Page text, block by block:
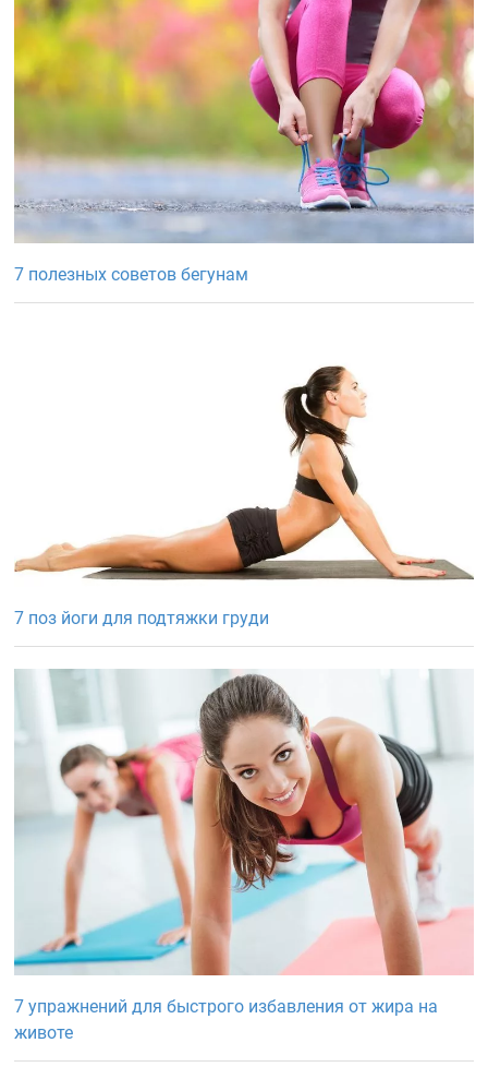
7 полезных советов бегунам
7 поз йоги для подтяжки груди
7 упражнений для быстрого избавления от жира на
животе